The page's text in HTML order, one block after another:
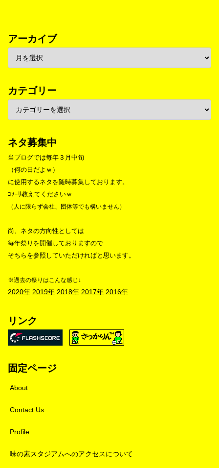
アーカイブ
カテゴリー
ネタ募集中
当ブログでは毎年３月中旬
（何の日だよｗ）
に使用するネタを随時募集しております。
ｺｿｰﾘ教えてくださいｗ
（人に限らず会社、団体等でも構いません）
尚、ネタの方向性としては
毎年祭りを開催しておりますので
そちらを参照していただければと思います。
※過去の祭りはこんな感じ↓
2020年 2019年 2018年 2017年 2016年
リンク
固定ページ
About
Contact Us
Profile
味の素スタジアムへのアクセスについて